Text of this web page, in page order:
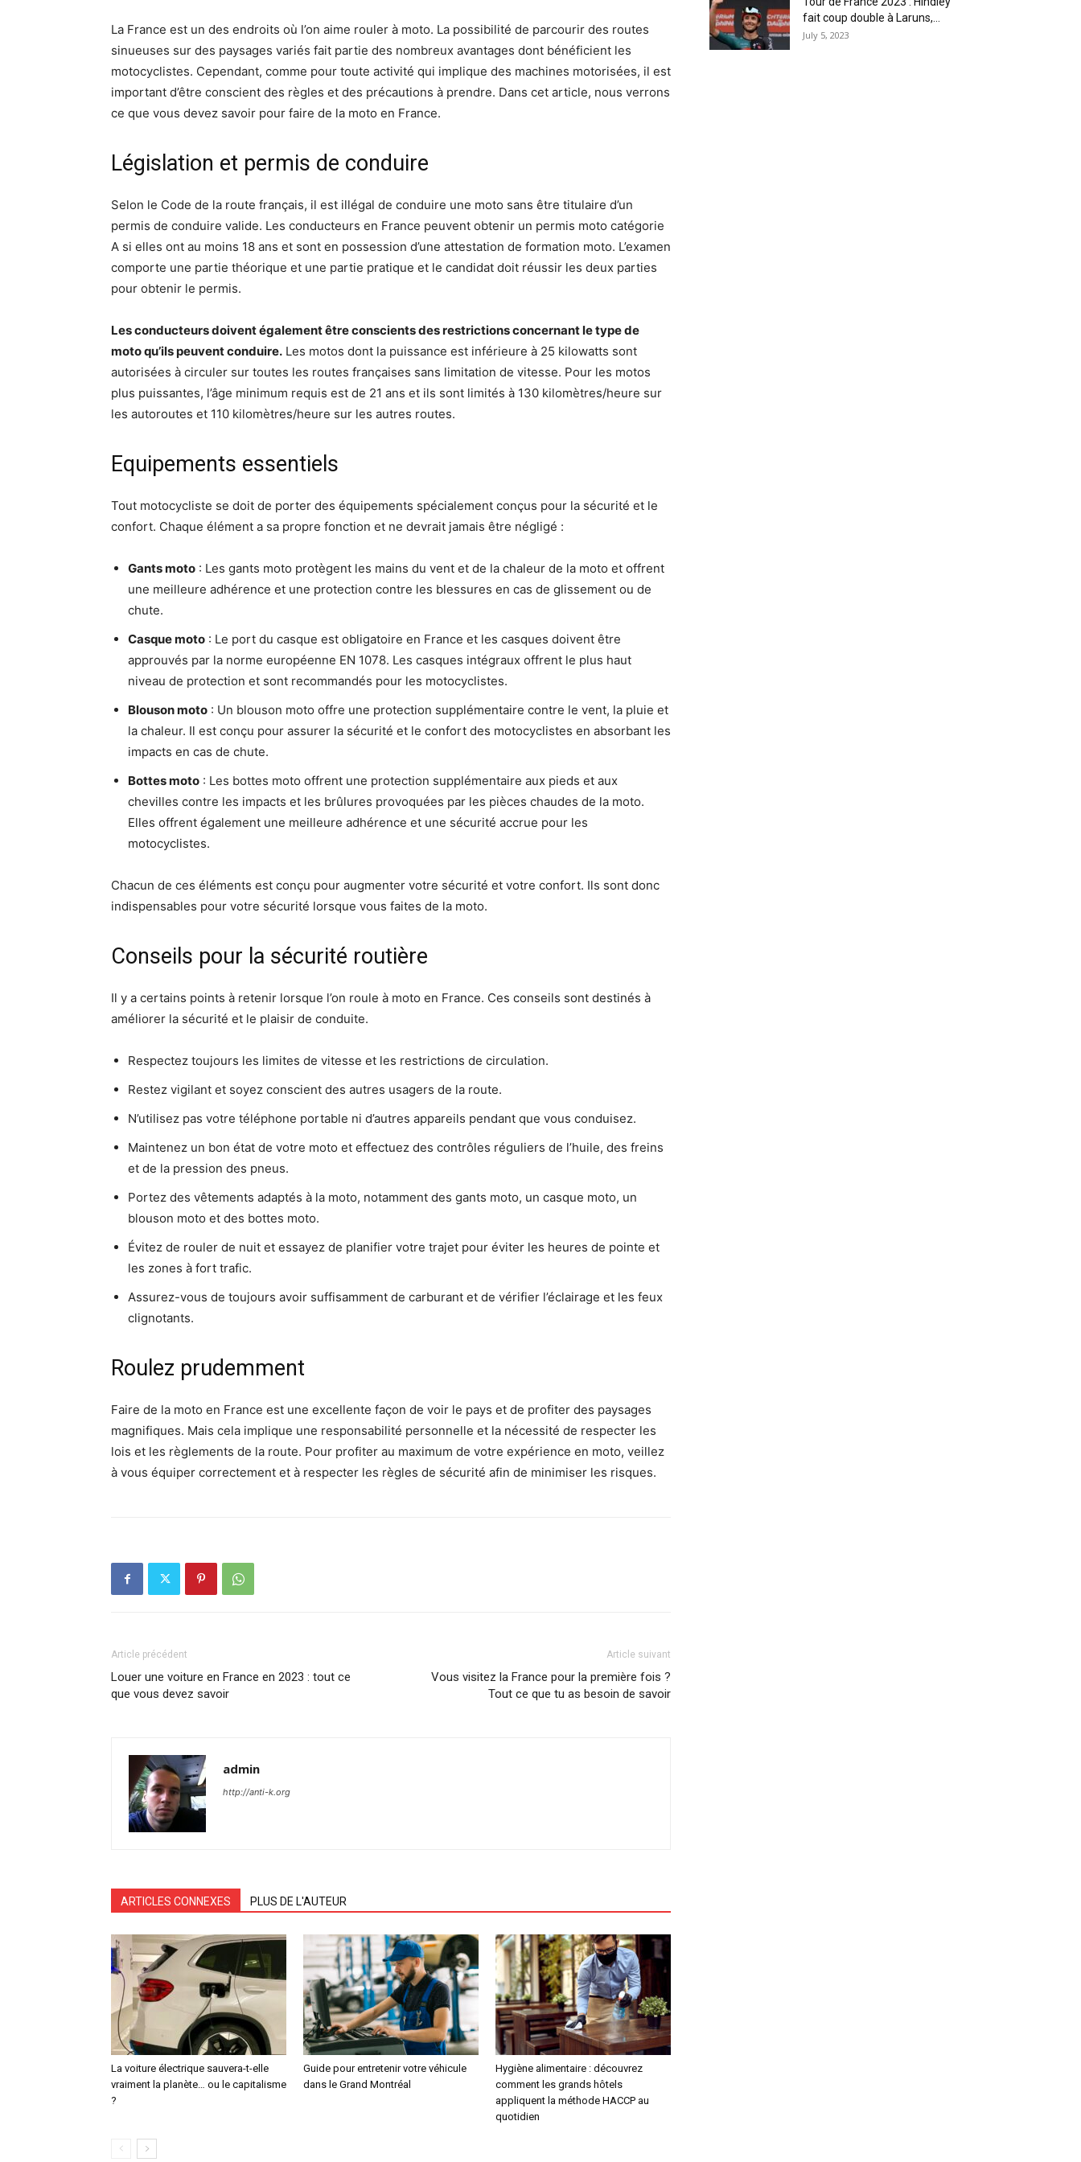
La France est un des endroits où l’on aime rouler à moto. La possibilité de parcourir des routes
sinueuses sur des paysages variés fait partie des nombreux avantages dont bénéficient les
motocyclistes. Cependant, comme pour toute activité qui implique des machines motorisées, il est
important d’être conscient des règles et des précautions à prendre. Dans cet article, nous verrons
ce que vous devez savoir pour faire de la moto en France.
Législation et permis de conduire
Selon le Code de la route français, il est illégal de conduire une moto sans être titulaire d’un
permis de conduire valide. Les conducteurs en France peuvent obtenir un permis moto catégorie
A si elles ont au moins 18 ans et sont en possession d’une attestation de formation moto. L’examen
comporte une partie théorique et une partie pratique et le candidat doit réussir les deux parties
pour obtenir le permis.
Les conducteurs doivent également être conscients des restrictions concernant le type de
moto qu’ils peuvent conduire. Les motos dont la puissance est inférieure à 25 kilowatts sont
autorisées à circuler sur toutes les routes françaises sans limitation de vitesse. Pour les motos
plus puissantes, l’âge minimum requis est de 21 ans et ils sont limités à 130 kilomètres/heure sur
les autoroutes et 110 kilomètres/heure sur les autres routes.
Equipements essentiels
Tout motocycliste se doit de porter des équipements spécialement conçus pour la sécurité et le
confort. Chaque élément a sa propre fonction et ne devrait jamais être négligé :
Gants moto : Les gants moto protègent les mains du vent et de la chaleur de la moto et offrent
une meilleure adhérence et une protection contre les blessures en cas de glissement ou de
chute.
Casque moto : Le port du casque est obligatoire en France et les casques doivent être
approuvés par la norme européenne EN 1078. Les casques intégraux offrent le plus haut
niveau de protection et sont recommandés pour les motocyclistes.
Blouson moto : Un blouson moto offre une protection supplémentaire contre le vent, la pluie et
la chaleur. Il est conçu pour assurer la sécurité et le confort des motocyclistes en absorbant les
impacts en cas de chute.
Bottes moto : Les bottes moto offrent une protection supplémentaire aux pieds et aux
chevilles contre les impacts et les brûlures provoquées par les pièces chaudes de la moto.
Elles offrent également une meilleure adhérence et une sécurité accrue pour les
motocyclistes.
Chacun de ces éléments est conçu pour augmenter votre sécurité et votre confort. Ils sont donc
indispensables pour votre sécurité lorsque vous faites de la moto.
Conseils pour la sécurité routière
Il y a certains points à retenir lorsque l’on roule à moto en France. Ces conseils sont destinés à
améliorer la sécurité et le plaisir de conduite.
Respectez toujours les limites de vitesse et les restrictions de circulation.
Restez vigilant et soyez conscient des autres usagers de la route.
N’utilisez pas votre téléphone portable ni d’autres appareils pendant que vous conduisez.
Maintenez un bon état de votre moto et effectuez des contrôles réguliers de l’huile, des freins
et de la pression des pneus.
Portez des vêtements adaptés à la moto, notamment des gants moto, un casque moto, un
blouson moto et des bottes moto.
Évitez de rouler de nuit et essayez de planifier votre trajet pour éviter les heures de pointe et
les zones à fort trafic.
Assurez-vous de toujours avoir suffisamment de carburant et de vérifier l’éclairage et les feux
clignotants.
Roulez prudemment
Faire de la moto en France est une excellente façon de voir le pays et de profiter des paysages
magnifiques. Mais cela implique une responsabilité personnelle et la nécessité de respecter les
lois et les règlements de la route. Pour profiter au maximum de votre expérience en moto, veillez
à vous équiper correctement et à respecter les règles de sécurité afin de minimiser les risques.
Article précédent
Louer une voiture en France en 2023 : tout ce
que vous devez savoir
Article suivant
Vous visitez la France pour la première fois ?
Tout ce que tu as besoin de savoir
admin
http://anti-k.org
ARTICLES CONNEXES PLUS DE L'AUTEUR
La voiture électrique sauvera-t-elle
vraiment la planète… ou le capitalisme
?
Guide pour entretenir votre véhicule
dans le Grand Montréal
Hygiène alimentaire : découvrez
comment les grands hôtels
appliquent la méthode HACCP au
quotidien
fait coup double à Laruns,...
July 5, 2023